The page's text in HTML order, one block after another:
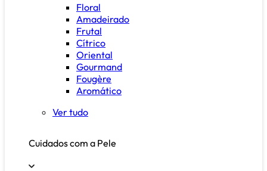
Floral
Amadeirado
Frutal
Cítrico
Oriental
Gourmand
Fougère
Aromático
Ver tudo
Cuidados com a Pele